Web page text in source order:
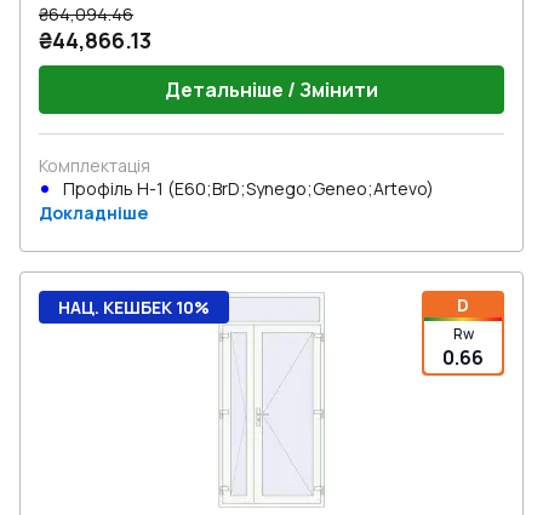
₴64,094.46
₴44,866.13
Детальніше / Змінити
Комплектація
Профіль Н-1 (E60;BrD;Synego;Geneo;Artevo)
Докладніше
D
Rw
0.66
НАЦ. КЕШБЕК 10%